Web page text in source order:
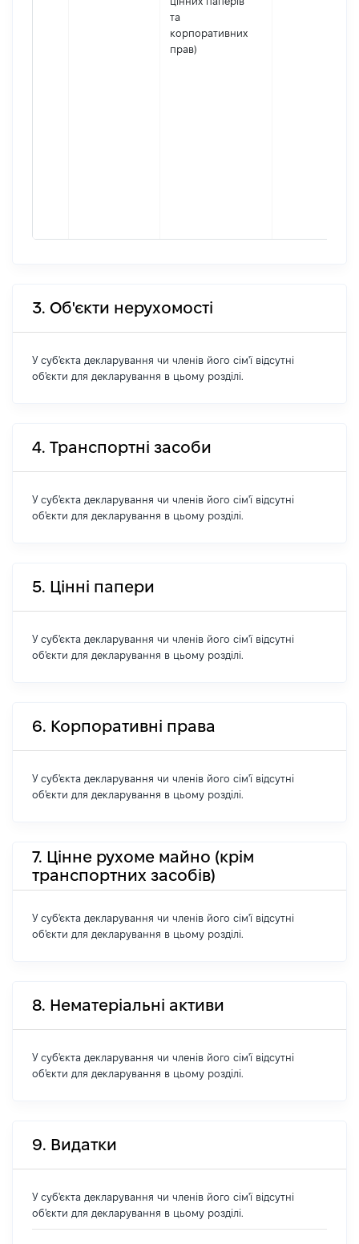
та
корпоративних
прав)
3. Об'єкти нерухомості
У суб'єкта декларування чи членів його сім'ї відсутні
об'єкти для декларування в цьому розділі.
4. Транспортні засоби
У суб'єкта декларування чи членів його сім'ї відсутні
об'єкти для декларування в цьому розділі.
5. Цінні папери
У суб'єкта декларування чи членів його сім'ї відсутні
об'єкти для декларування в цьому розділі.
6. Корпоративні права
У суб'єкта декларування чи членів його сім'ї відсутні
об'єкти для декларування в цьому розділі.
7. Цінне рухоме майно (крім
транспортних засобів)
У суб'єкта декларування чи членів його сім'ї відсутні
об'єкти для декларування в цьому розділі.
8. Нематеріальні активи
У суб'єкта декларування чи членів його сім'ї відсутні
об'єкти для декларування в цьому розділі.
9. Видатки
У суб'єкта декларування чи членів його сім'ї відсутні
об'єкти для декларування в цьому розділі.